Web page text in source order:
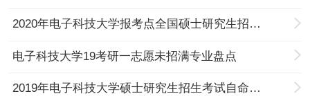
2020年电子科技大学报考点全国硕士研究生招生考试网上报名公告
电子科技大学19考研一志愿未招满专业盘点
2019年电子科技大学硕士研究生招生考试自命题科目《固体物理》补考通知